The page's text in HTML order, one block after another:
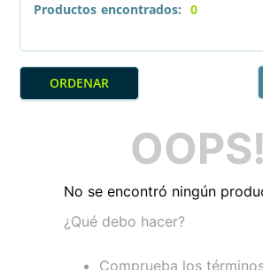
0
Productos
OOPS!
No se encontró ningún
¿Qué debo hacer?
Comprueba los